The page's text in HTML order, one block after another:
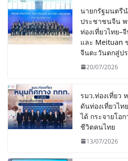
นายกรัฐมนตรี
ประชาชนจีน
ท่องเที่ยวไทย–
และ Meituan
จีนตะวันตกสู่ปร
20/07/2026
รมว.ท่องเที่ยว
ดันท่องเที่ยวไท
ได้ กระจายโอ
ชีวิตคนไทย
13/07/2026